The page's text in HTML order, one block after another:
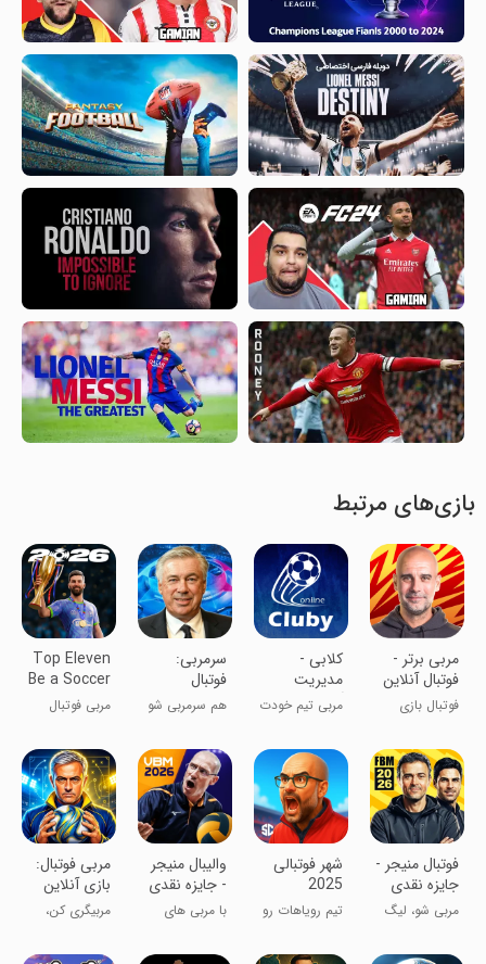
بازی‌های مرتبط
‏‏‏‏‏‏‏‏‏‏‏‏‏‏‏‏‏مربی برتر -
فوتبال آنلاین
فوتبال بازی
کلابی -
مدیریت
آنلاین تیم
فوتبال
مربی تیم خودت
‏سرمربی:
فوتبال
هم سرمربی شو
Top Eleven
Be a Soccer
Manager
مربی فوتبال
‏فوتبال منیجر -
جایزه نقدی
ماهانه
مربی شو، لیگ
‏‏‏‏‏‏‏شهر فوتبالی
2025
تیم رویاهات رو
‏‏‏‏‏‏‏والیبال منیجر
- جایزه نقدی
ماهانه
با مربی های
کن
‏‏مربی فوتبال:
بازی آنلاین
مربیگری کن،